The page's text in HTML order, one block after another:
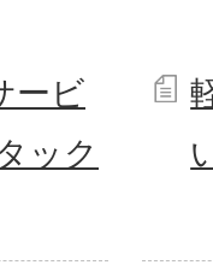
ービ
ック